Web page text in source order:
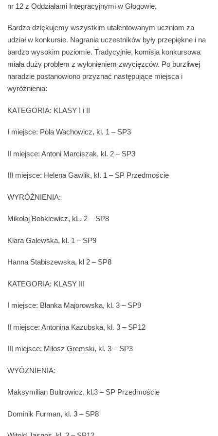
nr 12 z Oddziałami Integracyjnymi w Głogowie.
Bardzo dziękujemy wszystkim utalentowanym uczniom za
udział w konkursie. Nagrania uczestników były przepiękne i na
bardzo wysokim poziomie. Tradycyjnie, komisja konkursowa
miała duży problem z wyłonieniem zwycięzców. Po burzliwej
naradzie postanowiono przyznać następujące miejsca i
wyróżnienia:
KATEGORIA: KLASY I i II
I miejsce: Pola Wachowicz, kl. 1 – SP3
II miejsce: Antoni Marciszak, kl. 2 – SP3
III miejsce: Helena Gawlik, kl. 1 – SP Przedmoście
WYRÓŻNIENIA:
Mikołaj Bobkiewicz, kL. 2 – SP8
Klara Galewska, kl. 1 – SP9
Hanna Stabiszewska, kl 2 – SP8
KATEGORIA: KLASY III
I miejsce: Blanka Majorowska, kl. 3 – SP9
II miejsce: Antonina Kazubska, kl. 3 – SP12
III miejsce: Miłosz Gremski, kl. 3 – SP3
WYÓŻNIENIA:
Maksymilian Bultrowicz, kl.3 – SP Przedmoście
Dominik Furman, kl. 3 – SP8